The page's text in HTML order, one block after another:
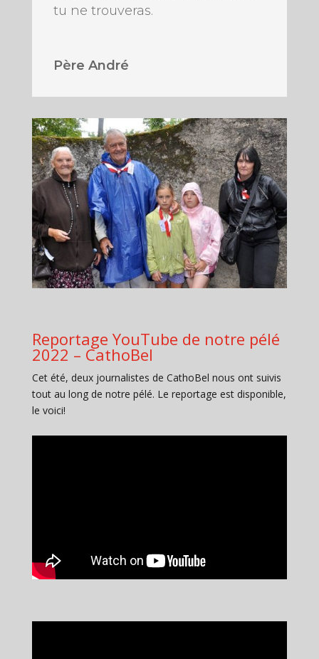
tu ne trouveras.
Père André
Reportage YouTube de notre pélé
2022 – CathoBel
Cet été, deux journalistes de CathoBel nous ont suivis
tout au long de notre pélé. Le reportage est disponible,
le voici!